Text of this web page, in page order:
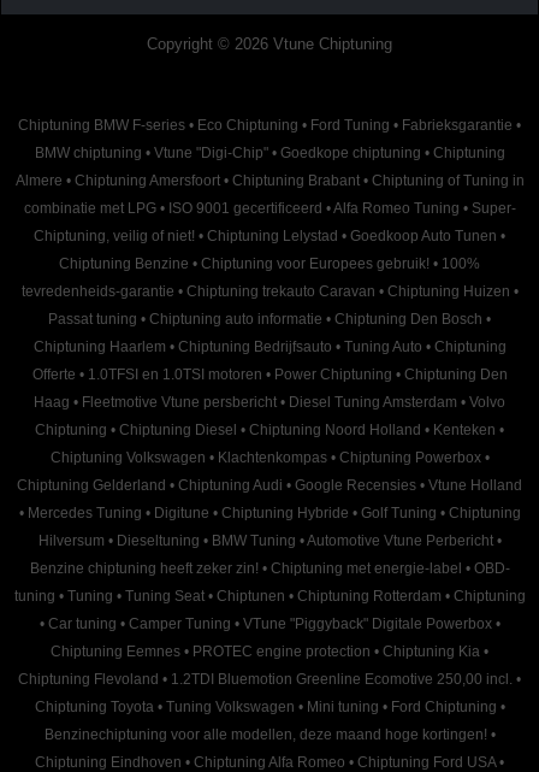
Copyright © 2026 Vtune Chiptuning
Chiptuning BMW F-series • Eco Chiptuning • Ford Tuning • Fabrieksgarantie •
BMW chiptuning • Vtune "Digi-Chip" • Goedkope chiptuning • Chiptuning
Almere • Chiptuning Amersfoort • Chiptuning Brabant • Chiptuning of Tuning in
combinatie met LPG • ISO 9001 gecertificeerd •Alfa Romeo Tuning • Super-
Chiptuning, veilig of niet! • Chiptuning Lelystad • Goedkoop Auto Tunen •
Chiptuning Benzine • Chiptuning voor Europees gebruik! • 100%
tevredenheids-garantie • Chiptuning trekauto Caravan • Chiptuning Huizen •
Passat tuning • Chiptuning auto informatie • Chiptuning Den Bosch •
Chiptuning Haarlem • Chiptuning Bedrijfsauto • Tuning Auto • Chiptuning
Offerte • 1.0TFSI en 1.0TSI motoren • Power Chiptuning • Chiptuning Den
Haag • Fleetmotive Vtune persbericht • Diesel Tuning Amsterdam • Volvo
Chiptuning • Chiptuning Diesel • Chiptuning Noord Holland • Kenteken •
Chiptuning Volkswagen • Klachtenkompas • Chiptuning Powerbox •
Chiptuning Gelderland • Chiptuning Audi • Google Recensies • Vtune Holland
• Mercedes Tuning • Digitune • Chiptuning Hybride • Golf Tuning • Chiptuning
Hilversum • Dieseltuning • BMW Tuning •Automotive Vtune Perbericht •
Benzine chiptuning heeft zeker zin! • Chiptuning met energie-label • OBD-
tuning • Tuning • Tuning Seat • Chiptunen • Chiptuning Rotterdam • Chiptuning
• Car tuning • Camper Tuning • VTune "Piggyback" Digitale Powerbox •
Chiptuning Eemnes • PROTEC engine protection • Chiptuning Kia •
Chiptuning Flevoland • 1.2TDI Bluemotion Greenline Ecomotive 250,00 incl. •
Chiptuning Toyota • Tuning Volkswagen • Mini tuning • Ford Chiptuning •
Benzinechiptuning voor alle modellen, deze maand hoge kortingen! •
Chiptuning Eindhoven • Chiptuning Alfa Romeo • Chiptuning Ford USA •